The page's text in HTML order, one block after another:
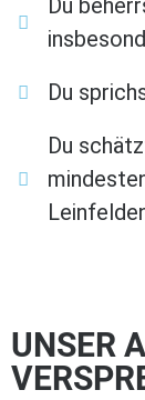
Du
Du
Du
UNSER